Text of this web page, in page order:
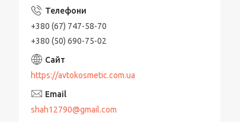
+380 (67) 747-58-70
+380 (50) 690-75-02
https://avtokosmetic.com.ua
shah12790@gmail.com